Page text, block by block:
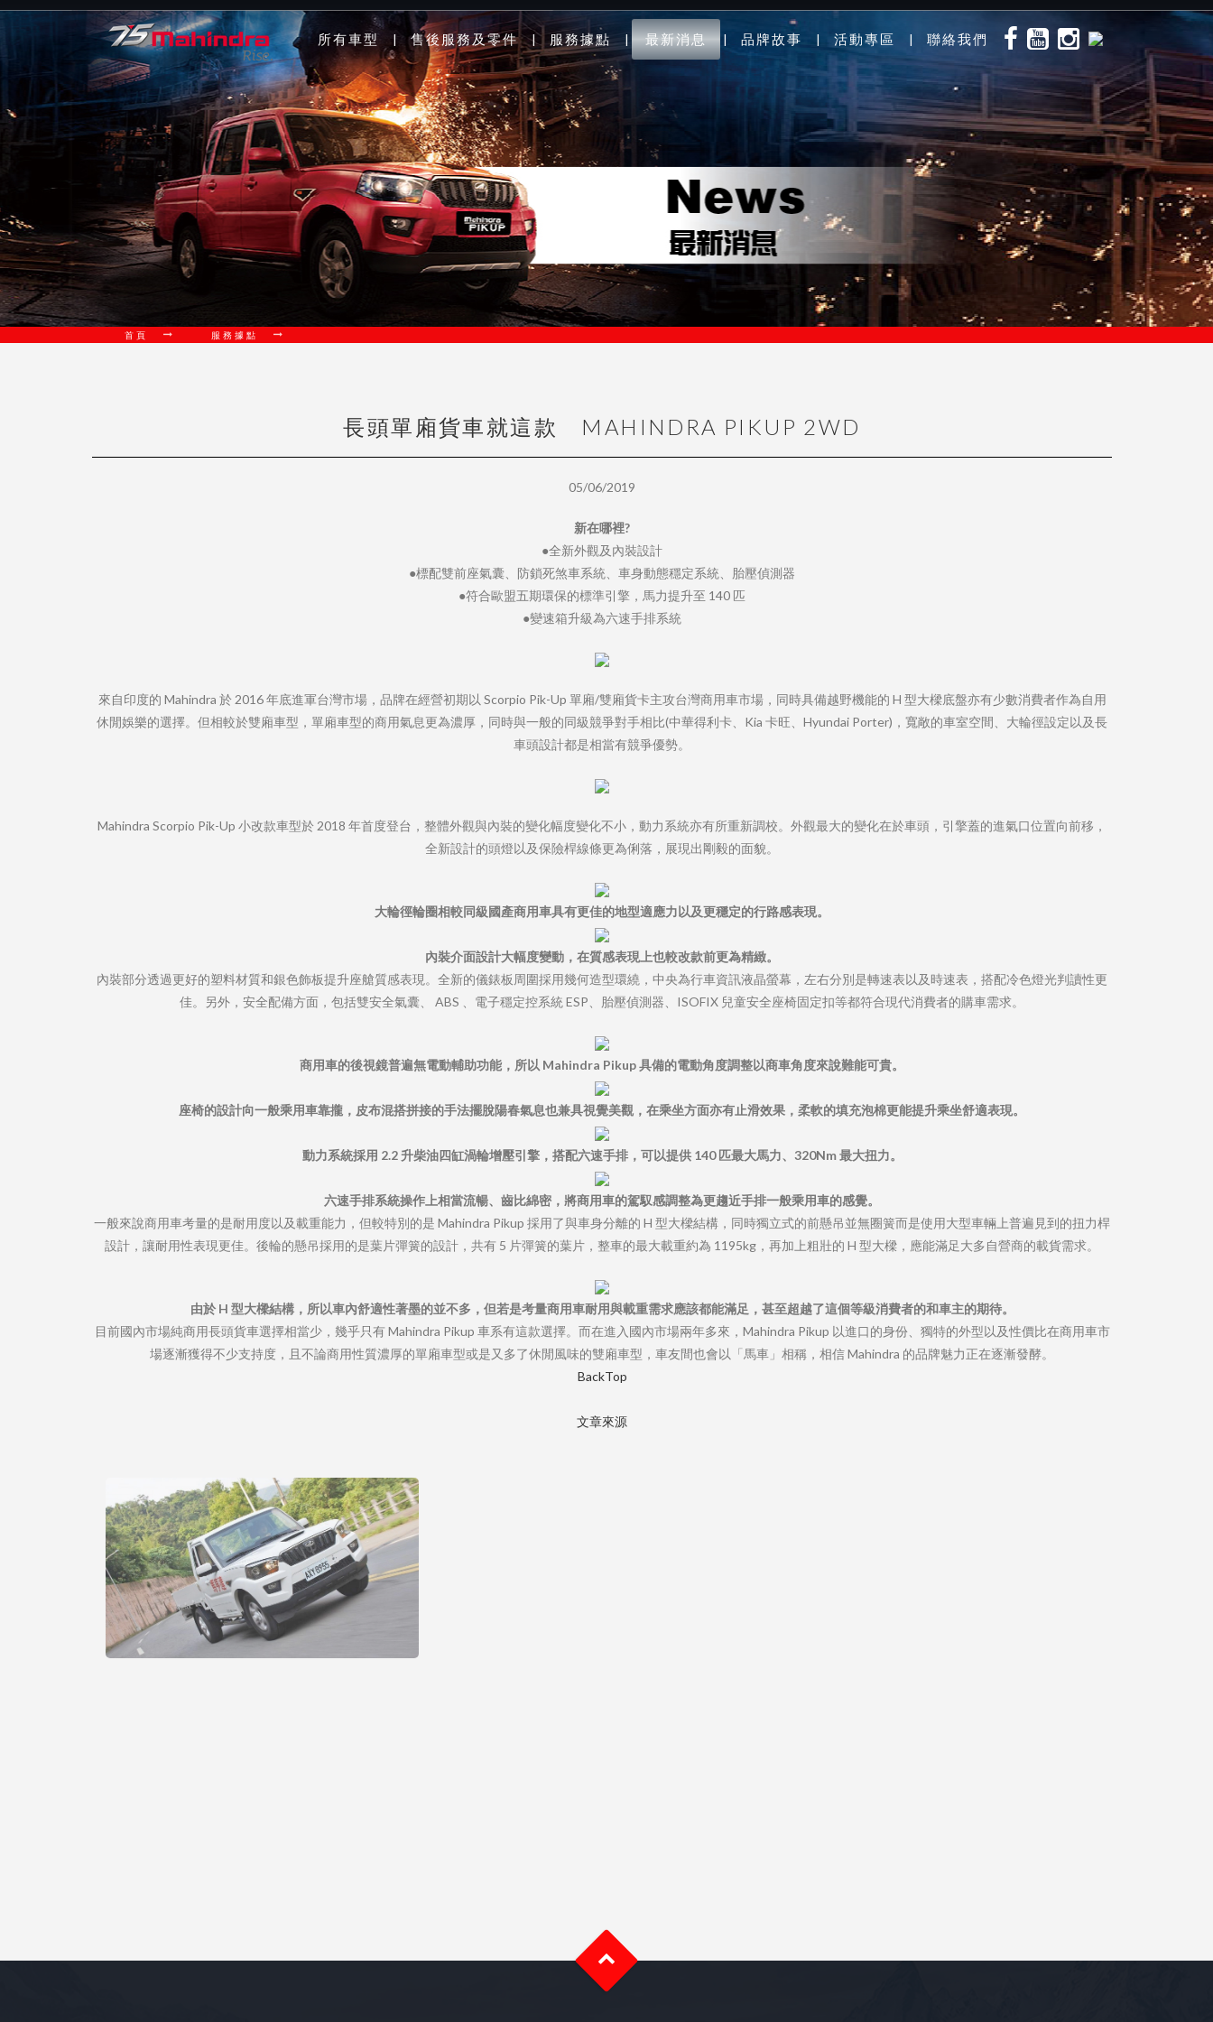
所有車型 | 售後服務及零件 | 服務據點 | 最新消息 | 品牌故事 | 活動專區 | 聯絡我們
首頁 服務據點
長頭單廂貨車就這款 MAHINDRA PIKUP 2WD
05/06/2019
新在哪裡?
●全新外觀及內裝設計
●標配雙前座氣囊、防鎖死煞車系統、車身動態穩定系統、胎壓偵測器
●符合歐盟五期環保的標準引擎，馬力提升至 140 匹
●變速箱升級為六速手排系統
來自印度的 Mahindra 於 2016 年底進軍台灣市場，品牌在經營初期以 Scorpio Pik-Up 單廂/雙廂貨卡主攻台灣商用車市場，同時具備越野機能的 H 型大樑底盤亦有少數消費者作為自用
休閒娛樂的選擇。但相較於雙廂車型，單廂車型的商用氣息更為濃厚，同時與一般的同級競爭對手相比(中華得利卡、Kia 卡旺、Hyundai Porter)，寬敞的車室空間、大輪徑設定以及長
車頭設計都是相當有競爭優勢。
Mahindra Scorpio Pik-Up 小改款車型於 2018 年首度登台，整體外觀與內裝的變化幅度變化不小，動力系統亦有所重新調校。外觀最大的變化在於車頭，引擎蓋的進氣口位置向前移，
全新設計的頭燈以及保險桿線條更為俐落，展現出剛毅的面貌。
大輪徑輪圈相較同級國產商用車具有更佳的地型適應力以及更穩定的行路感表現。
內裝介面設計大幅度變動，在質感表現上也較改款前更為精緻。
內裝部分透過更好的塑料材質和銀色飾板提升座艙質感表現。全新的儀錶板周圍採用幾何造型環繞，中央為行車資訊液晶螢幕，左右分別是轉速表以及時速表，搭配冷色燈光判讀性更
佳。另外，安全配備方面，包括雙安全氣囊、 ABS 、電子穩定控系統 ESP、胎壓偵測器、ISOFIX 兒童安全座椅固定扣等都符合現代消費者的購車需求。
商用車的後視鏡普遍無電動輔助功能，所以 Mahindra Pikup 具備的電動角度調整以商車角度來說難能可貴。
座椅的設計向一般乘用車靠攏，皮布混搭拼接的手法擺脫陽春氣息也兼具視覺美觀，在乘坐方面亦有止滑效果，柔軟的填充泡棉更能提升乘坐舒適表現。
動力系統採用 2.2 升柴油四缸渦輪增壓引擎，搭配六速手排，可以提供 140 匹最大馬力、320Nm 最大扭力。
六速手排系統操作上相當流暢、齒比綿密，將商用車的駕馭感調整為更趨近手排一般乘用車的感覺。
一般來說商用車考量的是耐用度以及載重能力，但較特別的是 Mahindra Pikup 採用了與車身分離的 H 型大樑結構，同時獨立式的前懸吊並無圈簧而是使用大型車輛上普遍見到的扭力桿
設計，讓耐用性表現更佳。後輪的懸吊採用的是葉片彈簧的設計，共有 5 片彈簧的葉片，整車的最大載重約為 1195kg，再加上粗壯的 H 型大樑，應能滿足大多自營商的載貨需求。
由於 H 型大樑結構，所以車內舒適性著墨的並不多，但若是考量商用車耐用與載重需求應該都能滿足，甚至超越了這個等級消費者的和車主的期待。
目前國內市場純商用長頭貨車選擇相當少，幾乎只有 Mahindra Pikup 車系有這款選擇。而在進入國內市場兩年多來，Mahindra Pikup 以進口的身份、獨特的外型以及性價比在商用車市
場逐漸獲得不少支持度，且不論商用性質濃厚的單廂車型或是又多了休閒風味的雙廂車型，車友間也會以「馬車」相稱，相信 Mahindra 的品牌魅力正在逐漸發酵。
BackTop
文章來源